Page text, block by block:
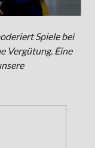
Spiele bei
Vergütung. Eine